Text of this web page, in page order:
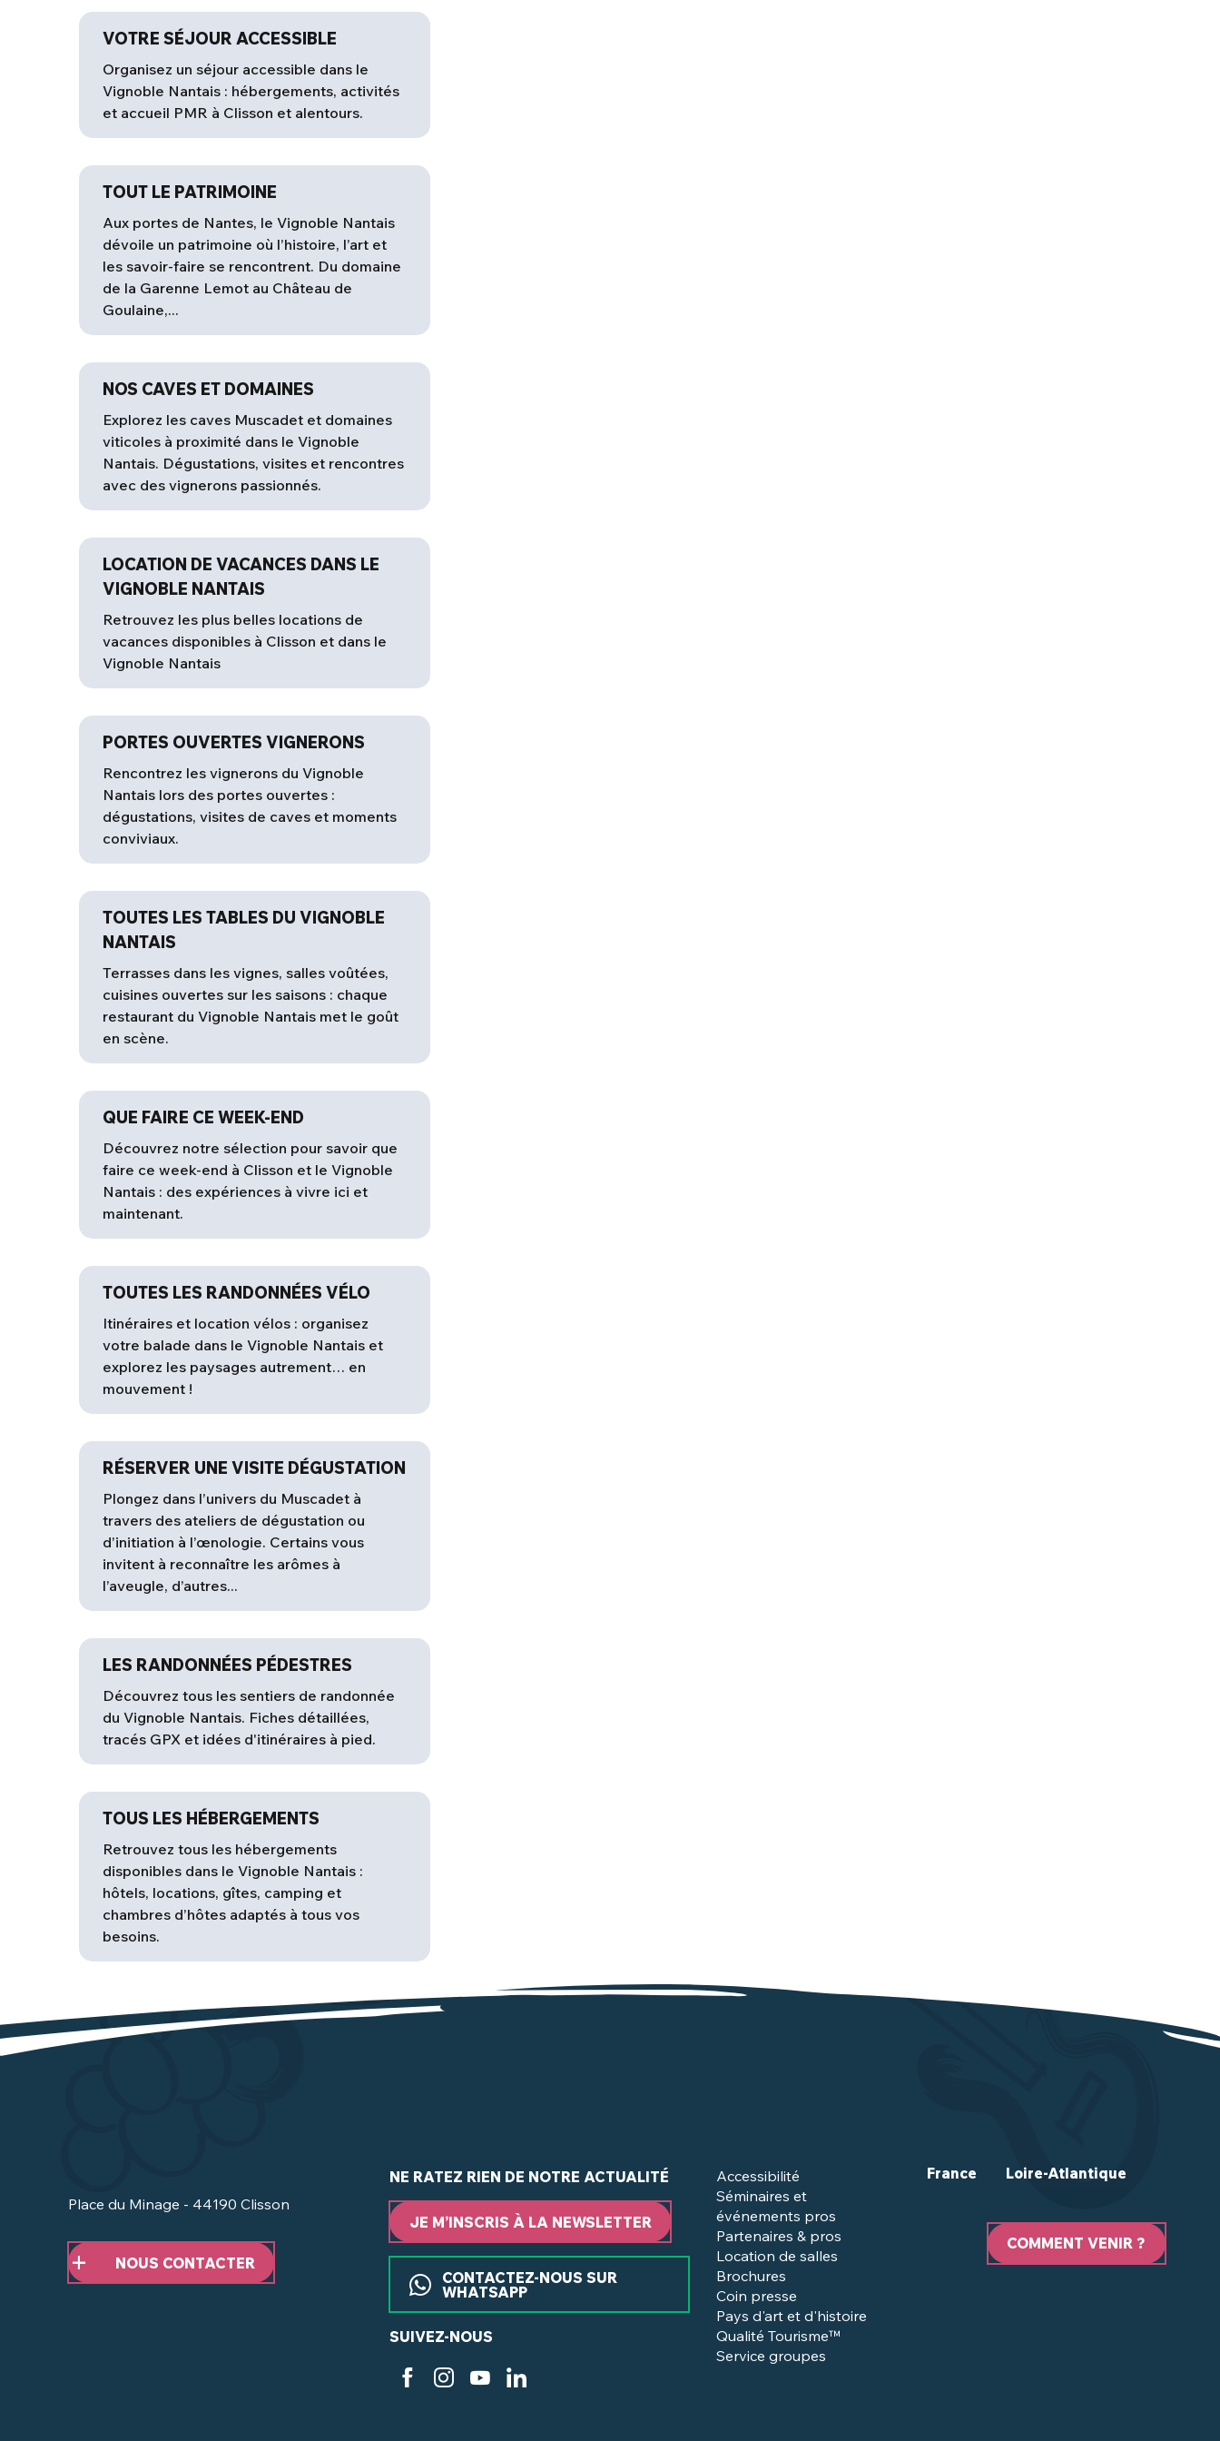
VOTRE SÉJOUR ACCESSIBLE
Organisez un séjour accessible dans le
Vignoble Nantais : hébergements, activités
et accueil PMR à Clisson et alentours.
TOUT LE PATRIMOINE
Aux portes de Nantes, le Vignoble Nantais
dévoile un patrimoine où l’histoire, l’art et
les savoir-faire se rencontrent. Du domaine
de la Garenne Lemot au Château de
Goulaine,...
NOS CAVES ET DOMAINES
Explorez les caves Muscadet et domaines
viticoles à proximité dans le Vignoble
Nantais. Dégustations, visites et rencontres
avec des vignerons passionnés.
LOCATION DE VACANCES DANS LE
VIGNOBLE NANTAIS
Retrouvez les plus belles locations de
vacances disponibles à Clisson et dans le
Vignoble Nantais
PORTES OUVERTES VIGNERONS
Rencontrez les vignerons du Vignoble
Nantais lors des portes ouvertes :
dégustations, visites de caves et moments
conviviaux.
TOUTES LES TABLES DU VIGNOBLE
NANTAIS
Terrasses dans les vignes, salles voûtées,
cuisines ouvertes sur les saisons : chaque
restaurant du Vignoble Nantais met le goût
en scène.
QUE FAIRE CE WEEK-END
Découvrez notre sélection pour savoir que
faire ce week-end à Clisson et le Vignoble
Nantais : des expériences à vivre ici et
maintenant.
TOUTES LES RANDONNÉES VÉLO
Itinéraires et location vélos : organisez
votre balade dans le Vignoble Nantais et
explorez les paysages autrement… en
mouvement !
RÉSERVER UNE VISITE DÉGUSTATION
Plongez dans l’univers du Muscadet à
travers des ateliers de dégustation ou
d’initiation à l’œnologie. Certains vous
invitent à reconnaître les arômes à
l’aveugle, d’autres...
LES RANDONNÉES PÉDESTRES
Découvrez tous les sentiers de randonnée
du Vignoble Nantais. Fiches détaillées,
tracés GPX et idées d'itinéraires à pied.
TOUS LES HÉBERGEMENTS
Retrouvez tous les hébergements
disponibles dans le Vignoble Nantais :
hôtels, locations, gîtes, camping et
chambres d’hôtes adaptés à tous vos
besoins.
Place du Minage - 44190 Clisson
NOUS CONTACTER
NE RATEZ RIEN DE NOTRE ACTUALITÉ
JE M’INSCRIS À LA NEWSLETTER
CONTACTEZ-NOUS SUR
WHATSAPP
SUIVEZ-NOUS
Accessibilité
Séminaires et
événements pros
Partenaires & pros
Location de salles
Brochures
Coin presse
Pays d'art et d'histoire
Qualité Tourisme™
Service groupes
COMMENT VENIR ?
France Loire-Atlantique